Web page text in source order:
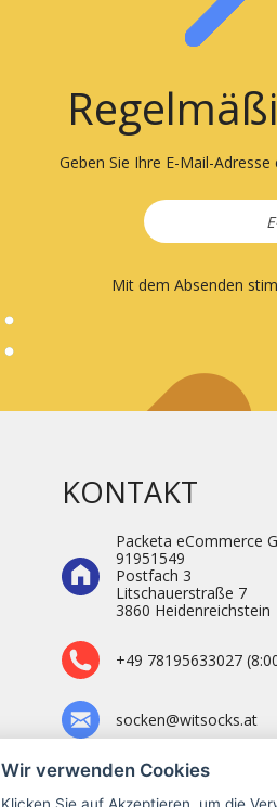
Geben Sie Ihre E-Mail-
Mit dem Absenden
KONTAKT
Packeta eCommerce
91951549
Postfach 3
Litschauerstraße 7
3860 Heidenre­ichstein
+49 78195633027
socken@witsocks.at
Wir verwenden Cookies